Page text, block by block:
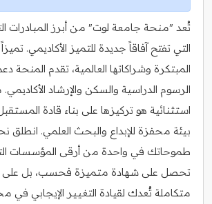
تُعد "منحة جامعة لوت" من أبرز المبادرات
التي تفتح آفاقاً جديدة للتميز الأكاديمي.
المبتكرة وشراكاتها العالمية، تقدم المنحة
الرسوم الدراسية والسكن والإرشاد
استثنائية هو تركيزها على بناء قادة
بيئة محفزة للإبداع والبحث العلمي. انطلق
طموحاتك في واحدة من أرقى المؤسسات
تحصل على شهادة متميزة فحسب، بل على
متكاملة تُعدك لقيادة التغيير الإيجابي في